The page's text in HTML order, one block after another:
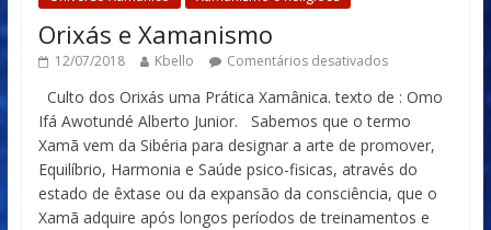
Orixás e Xamanismo
12/07/2018 Kbello Comentários desativados
Culto dos Orixás uma Prática Xamânica. texto de : Omo
Ifá Awotundé Alberto Junior. Sabemos que o termo
Xamã vem da Sibéria para designar a arte de promover,
Equilíbrio, Harmonia e Saúde psico-fisicas, através do
estado de êxtase ou da expansão da consciência, que o
Xamã adquire após longos períodos de treinamentos e